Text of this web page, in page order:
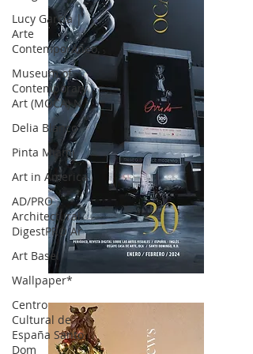
Lucy García |
Arte
Contemporáneo.
Museum of
Contemporary
Art (MOCA) N
Delia Blanco
Pinta Miami
Art in America
AD/PRO
Architectural
DigestPRO Ar
Art Basel
Wallpaper*
Centro
Cultural de
España Santo
Dom
OCA|News 30 /Enero-Febrero / 2024